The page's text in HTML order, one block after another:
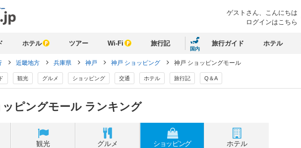
ゲストさん、 こんにちは
ログインはこちら
ホテル ツアー Wi-Fi 旅行記
国内
旅行ガイド ホテル
近畿地方 兵庫県 神戸 神戸 ショッピング 神戸 ショッピングモール
観光 グルメ ショッピング 交通 ホテル 旅行記 Q＆A
ピングモール ランキング
観光 グルメ ショッピング ホテル